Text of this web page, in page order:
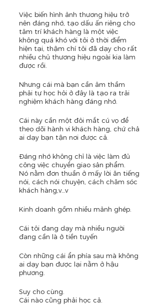
Việc biến hình ảnh thương hiệu trở
nên đáng nhớ, tạo dấu ấn riêng cho
tâm trí khách hàng là một việc
không quá khó với tôi ở thời điểm
hiện tại, thậm chí tôi đã dạy cho rất
nhiều chủ thương hiệu ngoài kia làm
được rồi.
Nhưng cái mà bạn cần âm thầm
phải tự học hỏi ở đây là tạo ra trải
nghiệm khách hàng đáng nhớ.
Cái này cần một đôi mắt cú vọ để
theo dõi hành vi khách hàng, chứ chả
ai dạy bạn tận nơi được cả.
Đáng nhớ không chỉ là việc làm đủ
công việc chuyển giao sản phẩm.
Nó nằm đơn thuần ở mấy lời ăn tiếng
nói, cách nói chuyện, cách chăm sóc
khách hàng,v…v
Kinh doanh gồm nhiều mảnh ghép.
Cái tôi đang dạy mà nhiều người
đang cần là ở tiền tuyến
Còn những cái ẩn phía sau mà không
ai dạy bạn được lại nằm ở hậu
phương.
Suy cho cùng.
Cái nào cũng phải học cả.